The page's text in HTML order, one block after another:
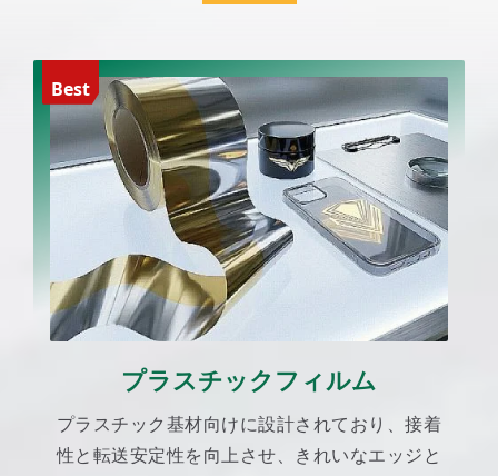
Best
プラスチックフィルム
プラスチック基材向けに設計されており、接着
性と転送安定性を向上させ、きれいなエッジと